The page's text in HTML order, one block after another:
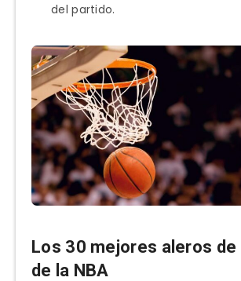
del partido.
Los 30 mejores aleros
de la NBA